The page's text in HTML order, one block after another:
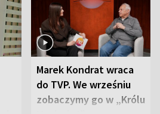
Marek Kondrat wraca
do TVP. We wrześniu
zobaczymy go w „Królu